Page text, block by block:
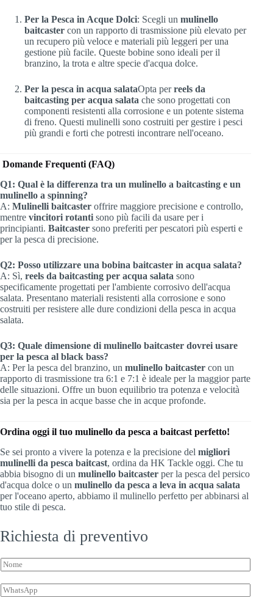
Per la Pesca in Acque Dolci: Scegli un mulinello
baitcaster con un rapporto di trasmissione più elevato per
un recupero più veloce e materiali più leggeri per una
gestione più facile. Queste bobine sono ideali per il
branzino, la trota e altre specie d'acqua dolce.
Per la pesca in acqua salataOpta perreels da
baitcasting per acqua salata che sono progettati con
componenti resistenti alla corrosione e un potente sistema
di freno. Questi mulinelli sono costruiti per gestire i pesci
più grandi e forti che potresti incontrare nell'oceano.
Domande Frequenti (FAQ)
Q1: Qual è la differenza tra un mulinello a baitcasting e un
mulinello a spinning?
A: Mulinelli baitcaster offrire maggiore precisione e controllo,
mentre vincitori rotanti sono più facili da usare per i
principianti. Baitcaster sono preferiti per pescatori più esperti e
per la pesca di precisione.
Q2: Posso utilizzare una bobina baitcaster in acqua salata?
A: Sì, reels da baitcasting per acqua salata sono
specificamente progettati per l'ambiente corrosivo dell'acqua
salata. Presentano materiali resistenti alla corrosione e sono
costruiti per resistere alle dure condizioni della pesca in acqua
salata.
Q3: Quale dimensione di mulinello baitcaster dovrei usare
per la pesca al black bass?
A: Per la pesca del branzino, un mulinello baitcaster con un
rapporto di trasmissione tra 6:1 e 7:1 è ideale per la maggior parte
delle situazioni. Offre un buon equilibrio tra potenza e velocità
sia per la pesca in acque basse che in acque profonde.
Ordina oggi il tuo mulinello da pesca a baitcast perfetto!
Se sei pronto a vivere la potenza e la precisione del migliori
mulinelli da pesca baitcast, ordina da HK Tackle oggi. Che tu
abbia bisogno di un mulinello baitcaster per la pesca del persico
d'acqua dolce o un mulinello da pesca a leva in acqua salata
per l'oceano aperto, abbiamo il mulinello perfetto per abbinarsi al
tuo stile di pesca.
Richiesta di preventivo
*
*N
o
m
W